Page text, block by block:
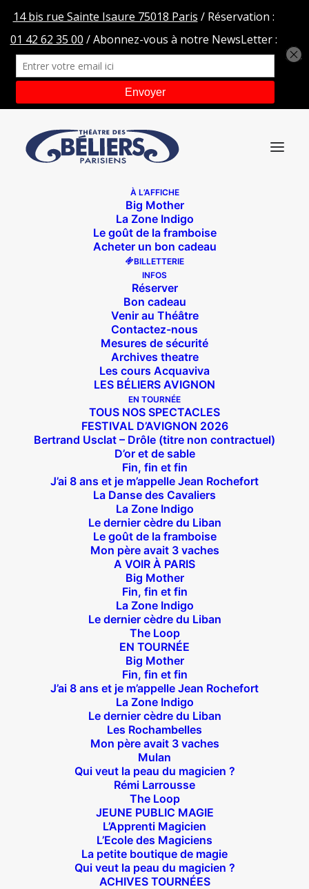
À L’AFFICHE
Big Mother
La Zone Indigo
Le goût de la framboise
Acheter un bon cadeau
BILLETTERIE
INFOS
Réserver
Bon cadeau
Venir au Théâtre
Contactez-nous
Mesures de sécurité
Archives theatre
Les cours Acquaviva
LES BÉLIERS AVIGNON
EN TOURNÉE
TOUS NOS SPECTACLES
FESTIVAL D’AVIGNON 2026
Bertrand Usclat – Drôle (titre non contractuel)
D’or et de sable
Fin, fin et fin
J’ai 8 ans et je m’appelle Jean Rochefort
La Danse des Cavaliers
La Zone Indigo
Le dernier cèdre du Liban
Le goût de la framboise
Mon père avait 3 vaches
A VOIR À PARIS
Big Mother
Fin, fin et fin
La Zone Indigo
Le dernier cèdre du Liban
The Loop
EN TOURNÉE
Big Mother
Fin, fin et fin
J’ai 8 ans et je m’appelle Jean Rochefort
La Zone Indigo
Le dernier cèdre du Liban
Les Rochambelles
Mon père avait 3 vaches
Mulan
Qui veut la peau du magicien ?
Rémi Larrousse
The Loop
JEUNE PUBLIC MAGIE
L’Apprenti Magicien
L’Ecole des Magiciens
La petite boutique de magie
Qui veut la peau du magicien ?
ACHIVES TOURNÉES
NO LIMIT 1
Accueil NO LIMIT 1 NO LIMIT 1
Suivez nous !
Théâtre des Béliers Parisiens
14 bis rue Sainte Isaure 75018 Paris
Joffrin / Simplon – Loc :
À l’affiche
Big Mother
La Zone Indigo